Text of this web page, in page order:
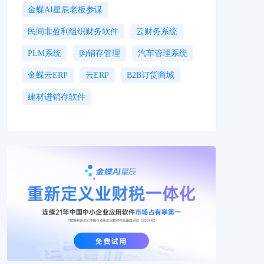
金蝶AI星辰老板参谋
民间非盈利组织财务软件 云财务系统
PLM系统 购销存管理 汽车管理系统
金蝶云ERP 云ERP B2B订货商城
建材进销存软件